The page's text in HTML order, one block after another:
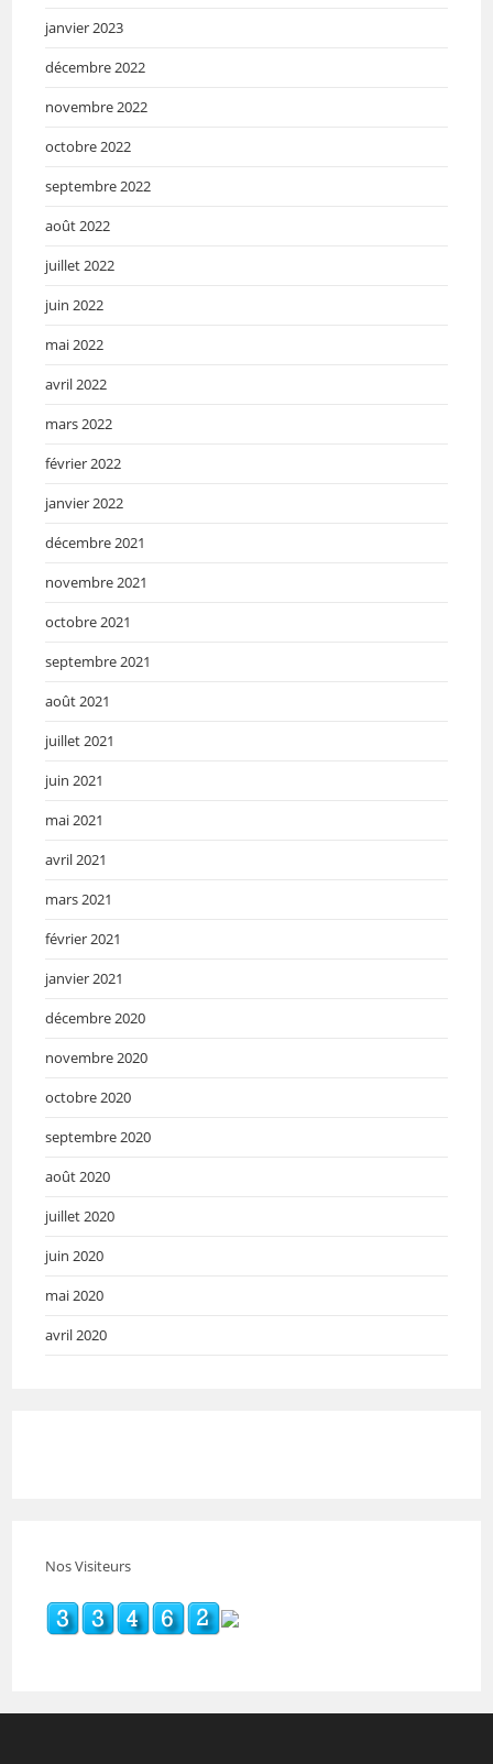
janvier 2023
décembre 2022
novembre 2022
octobre 2022
septembre 2022
août 2022
juillet 2022
juin 2022
mai 2022
avril 2022
mars 2022
février 2022
janvier 2022
décembre 2021
novembre 2021
octobre 2021
septembre 2021
août 2021
juillet 2021
juin 2021
mai 2021
avril 2021
mars 2021
février 2021
janvier 2021
décembre 2020
novembre 2020
octobre 2020
septembre 2020
août 2020
juillet 2020
juin 2020
mai 2020
avril 2020
Nos Visiteurs